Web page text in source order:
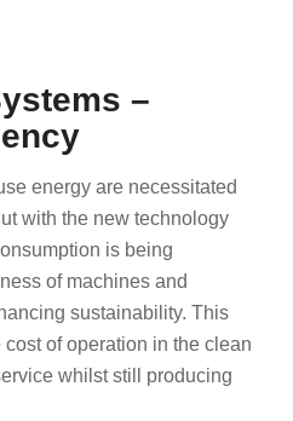
–
energy are necessitated
with the new technology
is being
of machines and
sustainability. This
of operation in the clean
whilst still producing